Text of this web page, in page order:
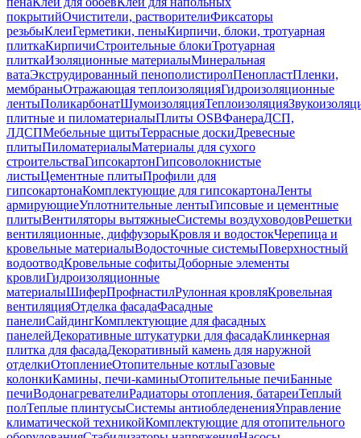
покрытийОчистители, растворителиФиксаторы
резьбыКлеиГерметики, пеныКирпичи, блоки, тротуарная
плиткаКирпичиСтроительные блокиТротуарная
плиткаИзоляционные материалыМинеральная
ватаЭкструдированный пенополистиролПенопластПленки,
мембраныОтражающая теплоизоляцияГидроизоляционные
лентыПоликарбонатШумоизоляцияТеплоизоляция
плитные и пиломатериалыПлиты OSBФанераДСП,
ЛДСПМебельные щитыТеррасные доскиДревесные
плитыПиломатериалыМатериалы для сухого
строительстваГипсокартонГипсоволокнистые
листыЦементные плитыПрофили для
гипсокартонаКомплектующие для гипсокартонаЛенты
армирующиеУплотнительные лентыГипсовые и цементные
плитыВентиляторы вытяжныеСистемы воздуховодовРешетки
вентиляционные, диффузорыКровля и водостокЧерепица и
кровельные материалыВодосточные системыПоверхностный
водоотводКровельные софитыДоборные элементы
кровлиГидроизоляционные
материалыШиферПрофнастилРулонная кровляКровельная
вентиляцияОтделка фасадаФасадные
панелиСайдингКомплектующие для фасадных
панелейДекоративные штукатурки для фасадаКлинкерная
плитка для фасадаДекоративный камень для наружной
отделкиОтоплениеОтопительные котлыГазовые
колонкиКамины, печи-каминыОтопительные печиБанные
печиВодонагревателиРадиаторы отопления, батареиТеплый
полТеплые плинтусыСистемы антиобледененияУправление
климатической техникойКомплектующие для отопительного